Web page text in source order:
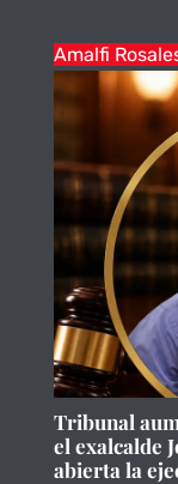
Amalfi
Tribunal
el exalcalde
abierta la